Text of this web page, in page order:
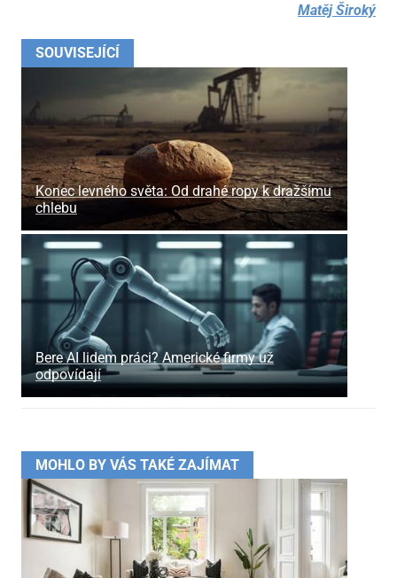
SOUVISEJÍCÍ
Konec levného světa: Od drahé ropy k dražšímu
chlebu
Bere AI lidem práci? Americké firmy už
odpovídají
Matěj Široký
MOHLO BY VÁS TAKÉ ZAJÍMAT